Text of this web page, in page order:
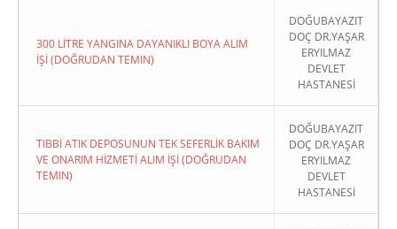
300 LİTRE YANGINA DAYANIKLI BOYA ALIM
İŞİ (DOĞRUDAN TEMIN)
DOĞUBAYAZIT
DOÇ DR.YAŞAR
ERYILMAZ
DEVLET
HASTANESİ
TIBBİ ATIK DEPOSUNUN TEK SEFERLİK BAKIM
VE ONARIM HİZMETİ ALIM İŞİ (DOĞRUDAN
TEMIN)
DOĞUBAYAZIT
DOÇ DR.YAŞAR
ERYILMAZ
DEVLET
HASTANESİ